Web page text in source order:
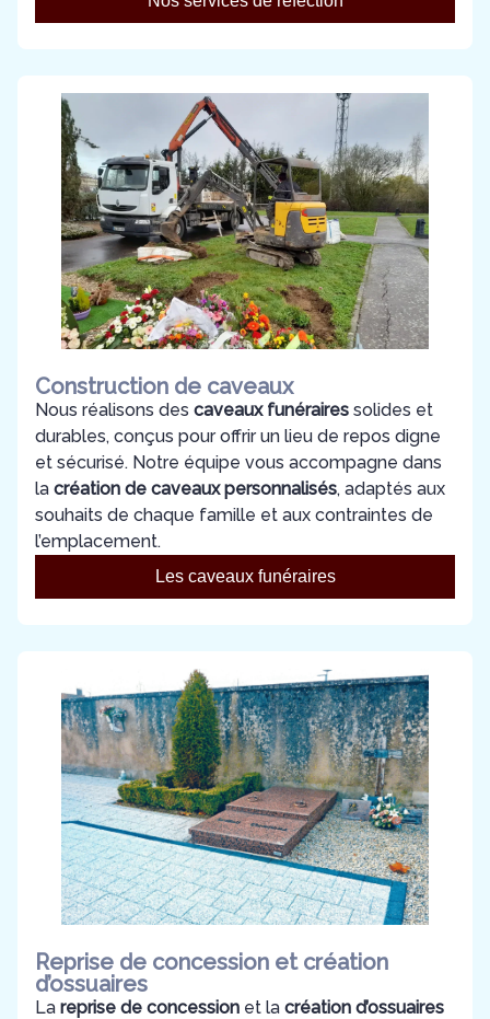
Construction de caveaux
Nous réalisons des caveaux funéraires solides et
durables, conçus pour offrir un lieu de repos digne
et sécurisé. Notre équipe vous accompagne dans
la création de caveaux personnalisés, adaptés aux
souhaits de chaque famille et aux contraintes de
l’emplacement.
Les caveaux funéraires
Reprise de concession et création
d’ossuaires
La reprise de concession et la création d’ossuaires